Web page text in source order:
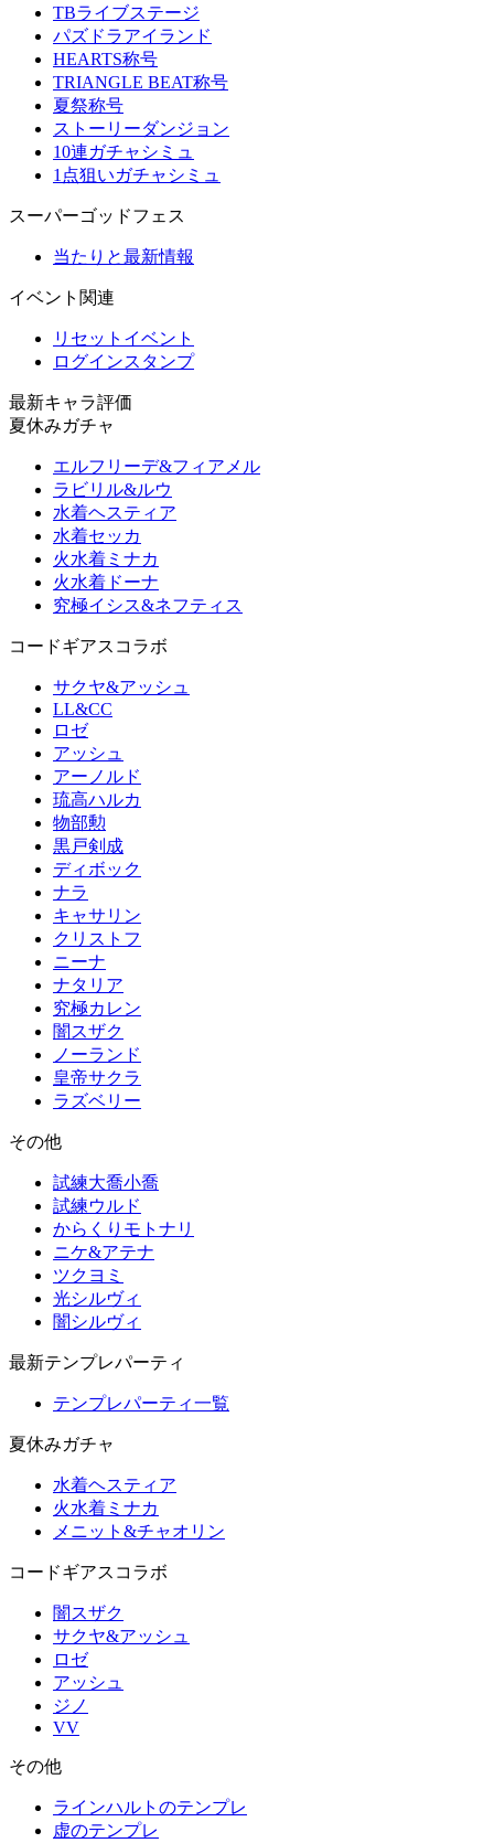
TBライブステージ
パズドラアイランド
HEARTS称号
TRIANGLE BEAT称号
夏祭称号
ストーリーダンジョン
10連ガチャシミュ
1点狙いガチャシミュ
スーパーゴッドフェス
当たりと最新情報
イベント関連
リセットイベント
ログインスタンプ
最新キャラ評価
夏休みガチャ
エルフリーデ&フィアメル
ラビリル&ルウ
水着ヘスティア
水着セッカ
火水着ミナカ
火水着ドーナ
究極イシス&ネフティス
コードギアスコラボ
サクヤ&アッシュ
LL&CC
ロゼ
アッシュ
アーノルド
琉高ハルカ
物部勲
黒戸剣成
ディボック
ナラ
キャサリン
クリストフ
ニーナ
ナタリア
究極カレン
闇スザク
ノーランド
皇帝サクラ
ラズベリー
その他
試練大喬小喬
試練ウルド
からくりモトナリ
ニケ&アテナ
ツクヨミ
光シルヴィ
闇シルヴィ
最新テンプレパーティ
テンプレパーティ一覧
夏休みガチャ
水着ヘスティア
火水着ミナカ
メニット&チャオリン
コードギアスコラボ
闇スザク
サクヤ&アッシュ
ロゼ
アッシュ
ジノ
VV
その他
ラインハルトのテンプレ
虚のテンプレ